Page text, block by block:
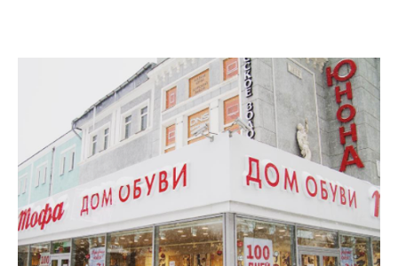
Сетевой магазин «Тофа»
в центре Смоленска